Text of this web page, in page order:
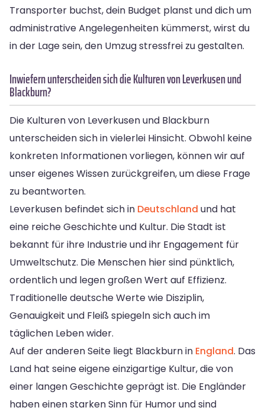
Transporter buchst, dein Budget planst und dich um
administrative Angelegenheiten kümmerst, wirst du
in der Lage sein, den Umzug stressfrei zu gestalten.
Inwiefern unterscheiden sich die Kulturen von Leverkusen und
Blackburn?
Die Kulturen von Leverkusen und Blackburn
unterscheiden sich in vielerlei Hinsicht. Obwohl keine
konkreten Informationen vorliegen, können wir auf
unser eigenes Wissen zurückgreifen, um diese Frage
zu beantworten.
Leverkusen befindet sich in Deutschland und hat
eine reiche Geschichte und Kultur. Die Stadt ist
bekannt für ihre Industrie und ihr Engagement für
Umweltschutz. Die Menschen hier sind pünktlich,
ordentlich und legen großen Wert auf Effizienz.
Traditionelle deutsche Werte wie Disziplin,
Genauigkeit und Fleiß spiegeln sich auch im
täglichen Leben wider.
Auf der anderen Seite liegt Blackburn in England. Das
Land hat seine eigene einzigartige Kultur, die von
einer langen Geschichte geprägt ist. Die Engländer
haben einen starken Sinn für Humor und sind